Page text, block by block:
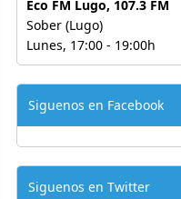
Eco FM Lugo, 107.3 FM
Sober (Lugo)
Lunes, 17:00 - 19:00h
Siguenos en Facebook
Siguenos en Twitter